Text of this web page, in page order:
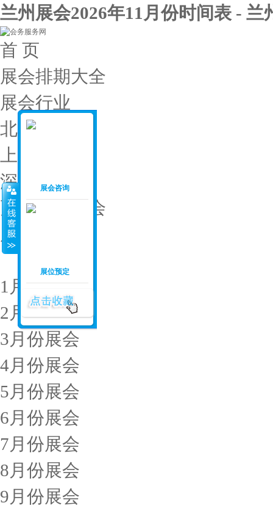
兰州展会2026年11月份时间表 -
首 页
展会排期大全
展会行业
北京展会
上海展会
深圳展会
更多城市展会
展会投稿
展会月份
1月份展会
2月份展会
3月份展会
4月份展会
5月份展会
6月份展会
7月份展会
8月份展会
9月份展会
展会咨询
展位预定